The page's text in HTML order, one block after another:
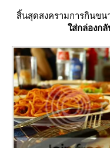
สิ้นสุดสงครามการกินข
ส่กล่องกลั